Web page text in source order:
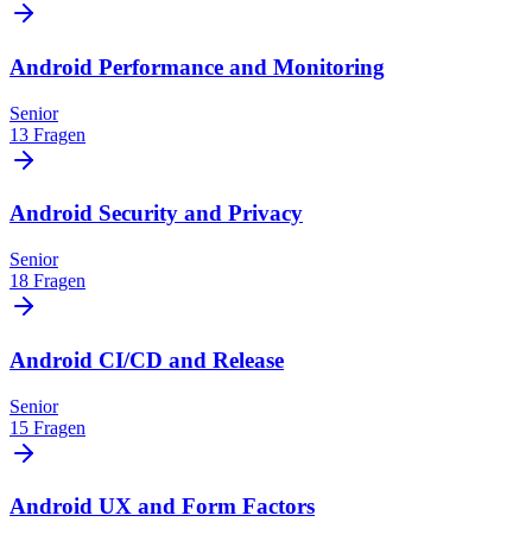
Android Performance and Monitoring
Senior
13 Fragen
Android Security and Privacy
Senior
18 Fragen
Android CI/CD and Release
Senior
15 Fragen
Android UX and Form Factors